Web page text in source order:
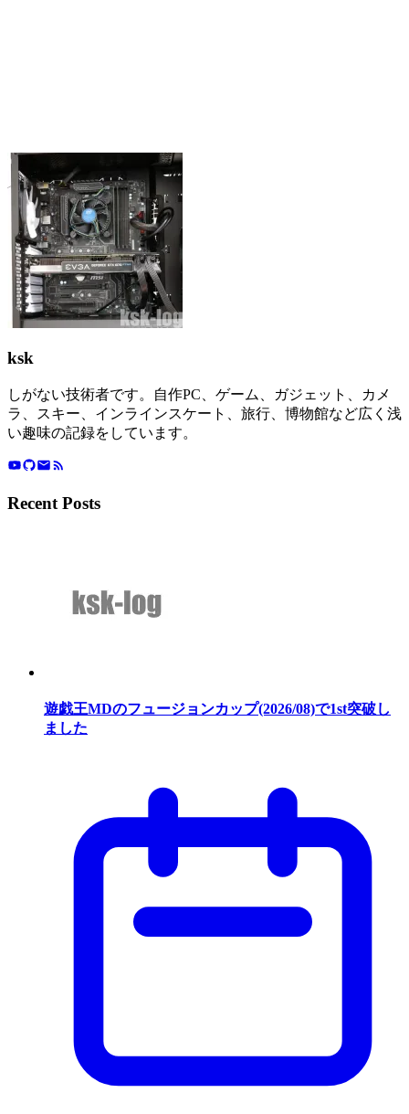
ksk
しがない技術者です。自作PC、ゲーム、ガジェット、カメ
ラ、スキー、インラインスケート、旅行、博物館など広く浅
い趣味の記録をしています。
Recent Posts
遊戯王MDのフュージョンカップ(2026/08)で1st突破し
ました